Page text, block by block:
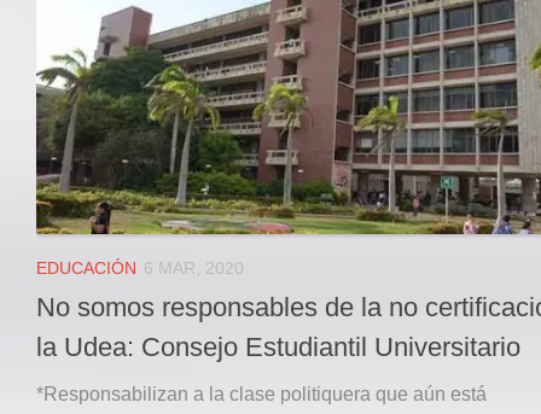
Deportes
JUDICIAL
ÁREA METROPOLITANA
REGIONAL
DEPARTAMENTAL
Internacional
EDUCACIÓN 6 MAR, 2020
No somos responsables de la no
la Udea: Consejo Estudiantil Universitario
*Responsabilizan a la clase politiquera que aún está